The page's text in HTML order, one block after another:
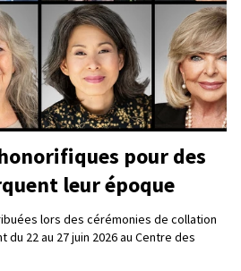
pour des
leur époque
lors des cérémonies de collation
22 au 27 juin 2026 au Centre des